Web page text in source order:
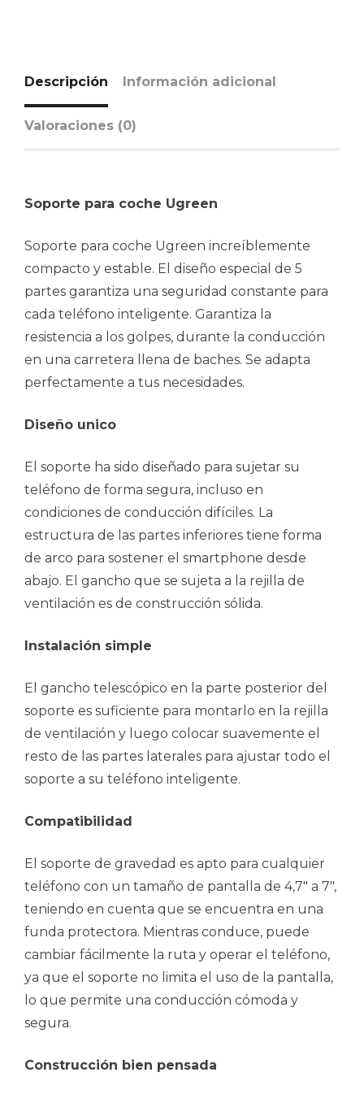
Descripción Información adicional
Valoraciones (0)
Soporte para coche Ugreen
Soporte para coche Ugreen increíblemente
compacto y estable. El diseño especial de 5
partes garantiza una seguridad constante para
cada teléfono inteligente. Garantiza la
resistencia a los golpes, durante la conducción
en una carretera llena de baches. Se adapta
perfectamente a tus necesidades.
Diseño unico
El soporte ha sido diseñado para sujetar su
teléfono de forma segura, incluso en
condiciones de conducción difíciles. La
estructura de las partes inferiores tiene forma
de arco para sostener el smartphone desde
abajo. El gancho que se sujeta a la rejilla de
ventilación es de construcción sólida.
Instalación simple
El gancho telescópico en la parte posterior del
soporte es suficiente para montarlo en la rejilla
de ventilación y luego colocar suavemente el
resto de las partes laterales para ajustar todo el
soporte a su teléfono inteligente.
Compatibilidad
El soporte de gravedad es apto para cualquier
teléfono con un tamaño de pantalla de 4,7″ a 7″,
teniendo en cuenta que se encuentra en una
funda protectora. Mientras conduce, puede
cambiar fácilmente la ruta y operar el teléfono,
ya que el soporte no limita el uso de la pantalla,
lo que permite una conducción cómoda y
segura.
Construcción bien pensada